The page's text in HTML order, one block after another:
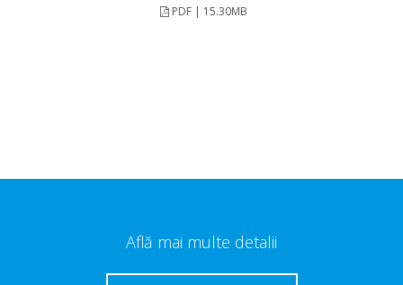
PDF | 15.30MB
Află mai multe detalii